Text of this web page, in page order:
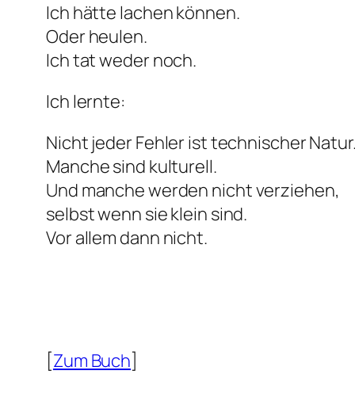
Ich hätte lachen können.
Oder heulen.
Ich tat weder noch.
Ich lernte:
Nicht jeder Fehler ist technischer
Manche sind kulturell.
Und manche werden nicht verziehen,
selbst wenn sie klein sind.
Vor allem dann nicht.
[Zum Buch]